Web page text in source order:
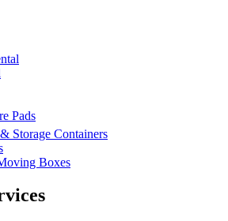
Pads
Storage Containers
Boxes